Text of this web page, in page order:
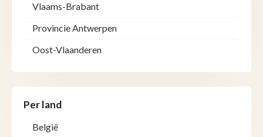
Vlaams-Brabant
Provincie Antwerpen
Oost-Vlaanderen
Per land
België